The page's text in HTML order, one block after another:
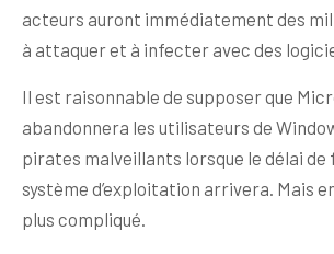
acteurs auront immédiatement des
à attaquer et à infecter avec des
Il est raisonnable de supposer que
abandonnera les utilisateurs de
pirates malveillants lorsque le délai de
système d’exploitation arrivera. Mais
plus compliqué.